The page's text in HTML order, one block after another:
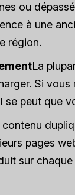
ou
à une
région.
La
Si
se peut que
contenu
pages
sur